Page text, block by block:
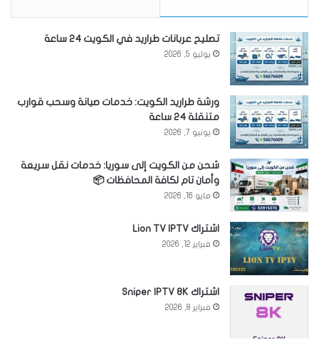
تصليح عربانات طراريد في الكويت 24 ساعة
يوليو 5, 2026
ورشة طراريد الكويت: خدمات صيانة وسحب قوارب
متنقلة 24 ساعة
يونيو 7, 2026
شحن من الكويت إلى سوريا: خدمات نقل سريعة
وأمان تام لكافة المحافظات 📦
مايو 16, 2026
اشتراك Lion TV IPTV
فبراير 12, 2026
اشتراك Sniper IPTV 8K
فبراير 8, 2026